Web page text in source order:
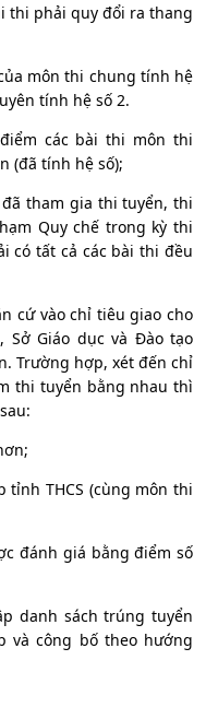
thi phải quy đổi ra thang
môn thi chung tính hệ
tính hệ số 2.
các bài thi môn thi
(đã tính hệ số);
tham gia thi tuyển, thi
Quy chế trong kỳ thi
có tất cả các bài thi đều
cứ vào chỉ tiêu giao cho
Giáo dục và Đào tạo
Trường hợp, xét đến chỉ
thi tuyển bằng nhau thì
THCS (cùng môn thi
đánh giá bằng điểm số
danh sách trúng tuyển
và công bố theo hướng